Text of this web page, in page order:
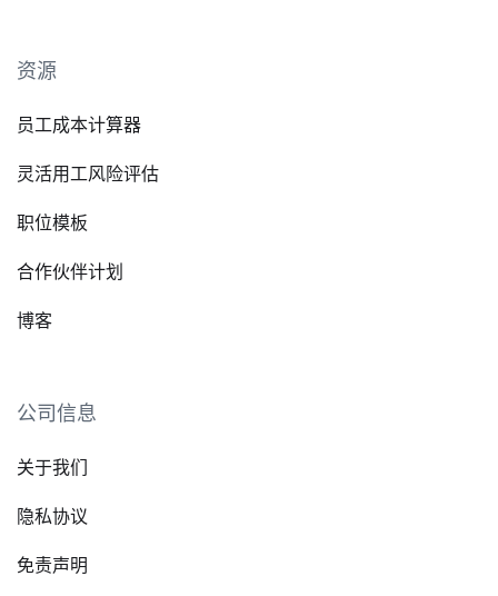
资源
员工成本计算器
灵活用工风险评估
职位模板
合作伙伴计划
博客
公司信息
关于我们
隐私协议
免责声明